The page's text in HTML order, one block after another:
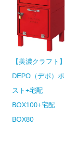
【美濃クラフト】
DEPO（デポ）ポ
スト+宅配
BOX100+宅配
BOX80